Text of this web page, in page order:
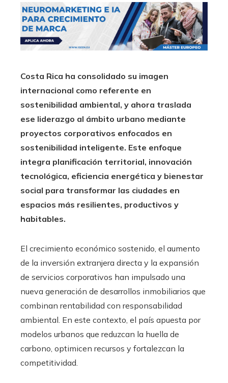
Costa Rica ha consolidado su imagen
internacional como referente en
sostenibilidad ambiental, y ahora traslada
ese liderazgo al ámbito urbano mediante
proyectos corporativos enfocados en
sostenibilidad inteligente. Este enfoque
integra planificación territorial, innovación
tecnológica, eficiencia energética y bienestar
social para transformar las ciudades en
espacios más resilientes, productivos y
habitables.
El crecimiento económico sostenido, el aumento
de la inversión extranjera directa y la expansión
de servicios corporativos han impulsado una
nueva generación de desarrollos inmobiliarios que
combinan rentabilidad con responsabilidad
ambiental. En este contexto, el país apuesta por
modelos urbanos que reduzcan la huella de
carbono, optimicen recursos y fortalezcan la
competitividad.